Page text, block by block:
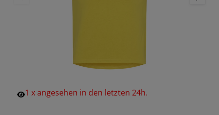
1 xangesehen in den letzten 24h.